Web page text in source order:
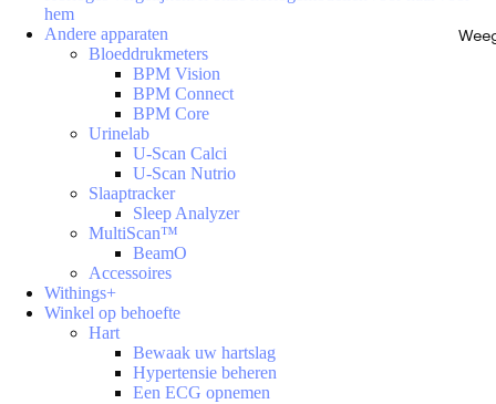
hem
Andere apparaten
Bloeddrukmeters
BPM Vision
BPM Connect
BPM Core
Urinelab
U-Scan Calci
U-Scan Nutrio
Slaaptracker
Sleep Analyzer
MultiScan™
BeamO
Accessoires
Withings+
Winkel op behoefte
Hart
Bewaak uw hartslag
Hypertensie beheren
Een ECG opnemen